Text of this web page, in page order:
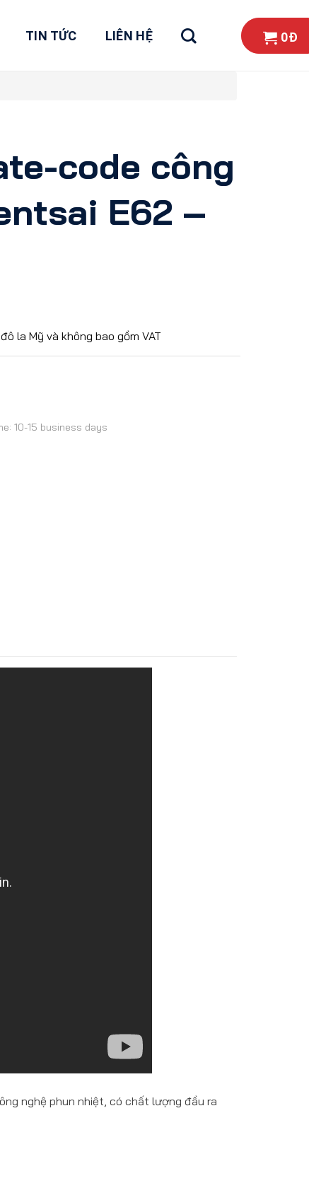
TIN TỨC LIÊN HỆ 0Đ
code công
E62 –
la Mỹ và không bao gồm VAT
10-15 business days
nghệ phun nhiệt, có chất lượng đầu ra